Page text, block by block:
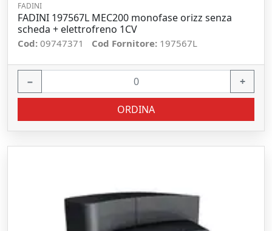
FADINI
FADINI 197567L MEC200 monofase orizz senza
scheda + elettrofreno 1CV
Cod: 09747371 Cod Fornitore: 197567L
− +
ORDINA